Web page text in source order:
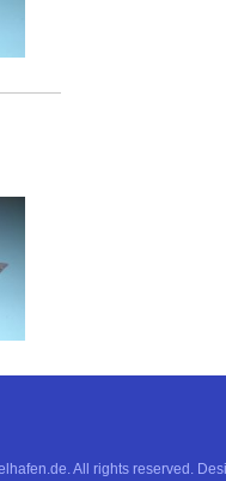
All rights reserved.